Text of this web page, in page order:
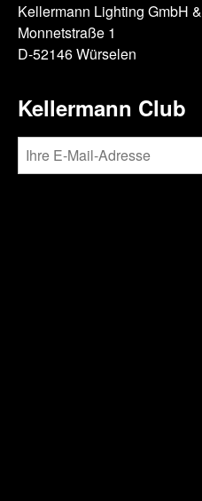
Kellermann Lighting GmbH
Monnetstraße 1
D-52146 Würselen
Kellermann Club